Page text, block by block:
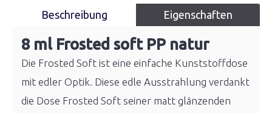
Beschreibung Eigenschaften
8 ml Frosted soft PP natur
Die Frosted Soft ist eine einfache Kunststoffdose
mit edler Optik. Diese edle Ausstrahlung verdankt
die Dose Frosted Soft seiner matt glänzenden